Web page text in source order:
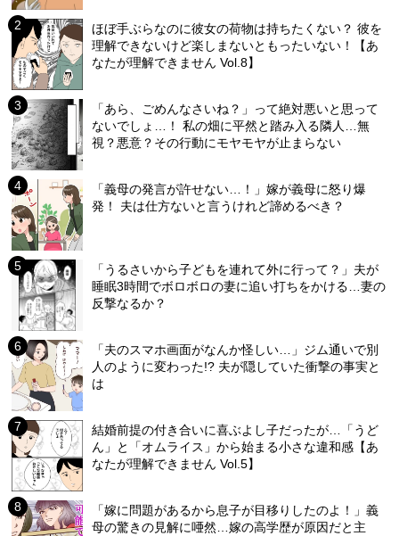
ほぼ手ぶらなのに彼女の荷物は持ちたくない？ 彼を
理解できないけど楽しまないともったいない！【あ
なたが理解できません Vol.8】
「あら、ごめんなさいね？」って絶対悪いと思って
ないでしょ…！ 私の畑に平然と踏み入る隣人…無
視？悪意？その行動にモヤモヤが止まらない
「義母の発言が許せない…！」嫁が義母に怒り爆
発！ 夫は仕方ないと言うけれど諦めるべき？
「うるさいから子どもを連れて外に行って？」夫が
睡眠3時間でボロボロの妻に追い打ちをかける…妻の
反撃なるか？
「夫のスマホ画面がなんか怪しい…」ジム通いで別
人のように変わった!? 夫が隠していた衝撃の事実と
は
結婚前提の付き合いに喜ぶよし子だったが…「うど
ん」と「オムライス」から始まる小さな違和感【あ
なたが理解できません Vol.5】
「嫁に問題があるから息子が目移りしたのよ！」義
母の驚きの見解に唖然…嫁の高学歴が原因だと主